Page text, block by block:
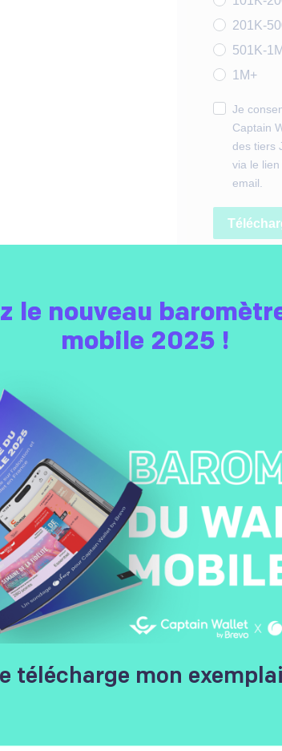
201K-
501K-1M
1M+
Je
Captain
des tiers
via le
email.
Découvrez
Découvrez
Son
débuts
Ses
le nouveau
mobile 2025 !
télécharge mon